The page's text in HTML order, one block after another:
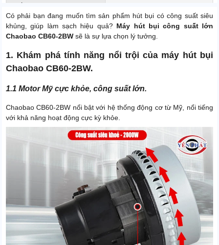
Xuất xứ
Có phải bạn đang muốn tìm sản phẩm hút bụi có công suất siêu
khủng, giúp làm sạch hiệu quả? Máy hút bụi công suất lớn
Chaobao CB60-2BW sẽ là sự lựa chọn lý tưởng.
1. Khám phá tính năng nổi trội của máy hút bụi
Chaobao CB60-2BW.
1.1 Motor Mỹ cực khỏe, công suất lớn.
Chaobao CB60-2BW nổi bật với hệ thống động cơ từ Mỹ, nổi tiếng
với khả năng hoạt động cực kỳ khỏe.